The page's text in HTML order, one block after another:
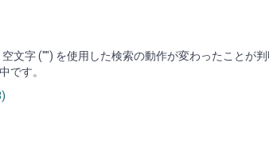
文字 ("") を使用した検索の動作が変わったことが
です。